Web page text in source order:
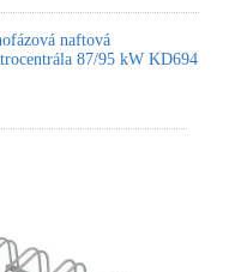
naftová
87/95 kW KD694